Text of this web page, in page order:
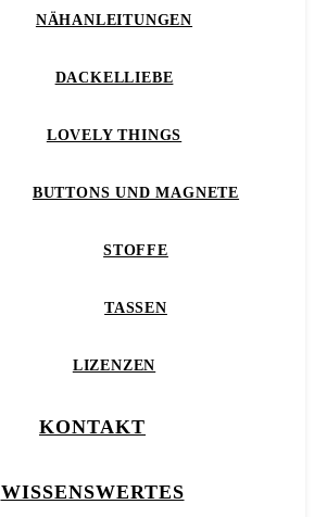
NÄHANLEITUNGEN
DACKELLIEBE
LOVELY THINGS
BUTTONS UND MAGNETE
STOFFE
TASSEN
LIZENZEN
KONTAKT
WISSENSWERTES